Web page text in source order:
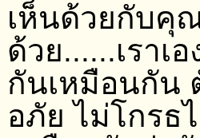
เห็นด้วยกับคุ
ด้วย......เรา
กันเหมือนกัน
อภัย ไม่โกรธ